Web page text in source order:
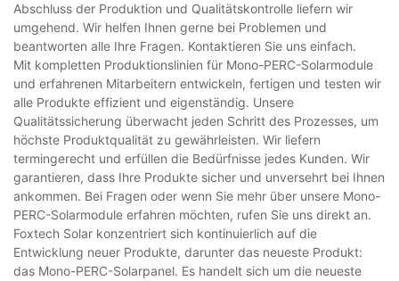
Abschluss der Produktion und Qualitätskontrolle liefern wir
umgehend. Wir helfen Ihnen gerne bei Problemen und
beantworten alle Ihre Fragen. Kontaktieren Sie uns einfach.
Mit kompletten Produktionslinien für Mono-PERC-Solarmodule
und erfahrenen Mitarbeitern entwickeln, fertigen und testen wir
alle Produkte effizient und eigenständig. Unsere
Qualitätssicherung überwacht jeden Schritt des Prozesses, um
höchste Produktqualität zu gewährleisten. Wir liefern
termingerecht und erfüllen die Bedürfnisse jedes Kunden. Wir
garantieren, dass Ihre Produkte sicher und unversehrt bei Ihnen
ankommen. Bei Fragen oder wenn Sie mehr über unsere Mono-
PERC-Solarmodule erfahren möchten, rufen Sie uns direkt an.
Foxtech Solar konzentriert sich kontinuierlich auf die
Entwicklung neuer Produkte, darunter das neueste Produkt:
das Mono-PERC-Solarpanel. Es handelt sich um die neueste